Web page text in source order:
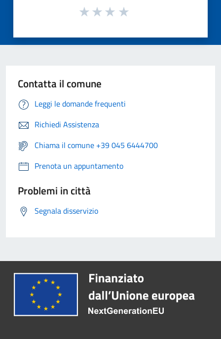
Contatta il comune
Leggi le domande frequenti
Richiedi Assistenza
Chiama il comune +39 045 6444700
Prenota un appuntamento
Problemi in città
Segnala disservizio